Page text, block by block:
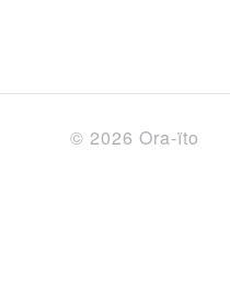
© 2026 Ora-ïto